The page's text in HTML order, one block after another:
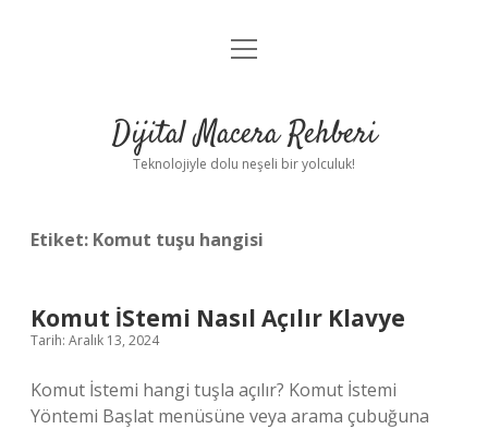
Anasayfa
Yasal Uyarı
menüyü
Dijital Macera Rehberi
Teknolojiyle dolu neşeli bir yolculuk!
Etiket: Komut tuşu hangisi
Komut İStemi Nasıl Açılır Klavye
Tarih: Aralık 13, 2024
Komut İstemi hangi tuşla açılır? Komut İstemi
Yöntemi Başlat menüsüne veya arama çubuğuna